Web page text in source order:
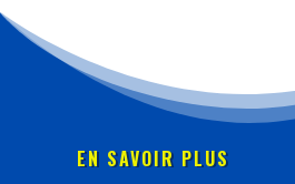
EN SAVOIR PLUS